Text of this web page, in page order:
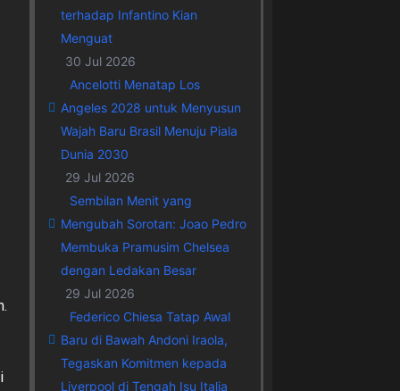
terhadap Infantino Kian
Menguat
30 Jul 2026
Ancelotti Menatap Los
Angeles 2028 untuk Menyusun
Wajah Baru Brasil Menuju Piala
Dunia 2030
29 Jul 2026
Sembilan Menit yang
Mengubah Sorotan: Joao Pedro
Membuka Pramusim Chelsea
dengan Ledakan Besar
29 Jul 2026
Federico Chiesa Tatap Awal
Baru di Bawah Andoni Iraola,
Tegaskan Komitmen kepada
Liverpool di Tengah Isu Italia